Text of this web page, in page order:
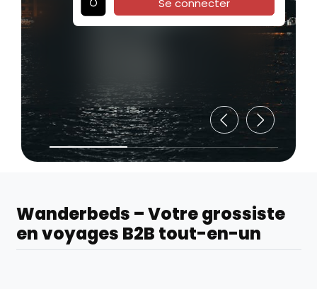
Se connecter
Wanderbeds – Votre grossiste
en voyages B2B tout-en-un